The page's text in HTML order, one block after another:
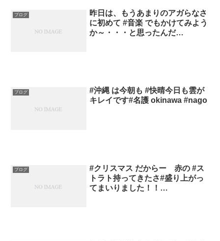
ブログ
昨日は、もうあまりのアガらなさ
に初めて #音楽 でもかけてみよう
か～・・・と思ったんだ…
ブログ
#沖縄 は今朝も #快晴今日も雲が
キレイです#名護 okinawa #nago
ブログ
#クリスマス だからー 赤の #ス
トラト持ってきたさ#盛り上がっ
てまいりました！！…